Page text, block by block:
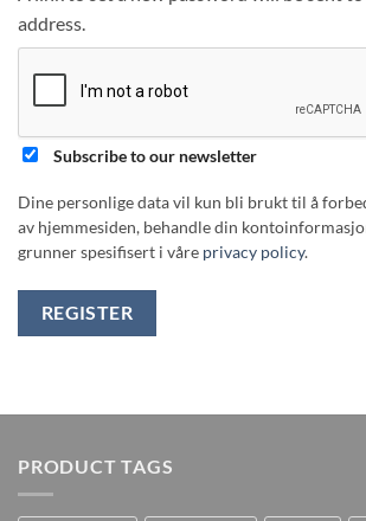
address.
Subscribe to our newsletter
Dine personlige data vil kun bli brukt til å
av hjemmesiden, behandle din
grunner spesifisert i våre privacy policy.
REGISTER
PRODUCT TAGS